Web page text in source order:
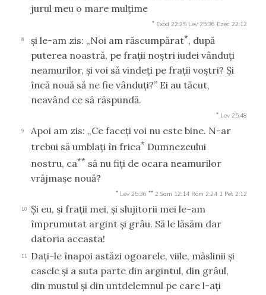
jurul meu o mare mulţime
* Exod 22:25 Lev 25:36 Ezec 22:12
8 şi le-am zis: „Noi am răscumpărat*, după
puterea noastră, pe fraţii noştri iudei vânduţi
neamurilor, şi voi să vindeţi pe fraţii voştri? Şi
încă nouă să ne fie vânduţi?” Ei au tăcut,
neavând ce să răspundă.
* Lev 25:48
9
Apoi am zis: „Ce faceţi voi nu este bine. N-ar
trebui să umblaţi în frica* Dumnezeului
nostru, ca** să nu fiţi de ocara neamurilor
vrăjmaşe nouă?
* Lev 25:36 ** 2 Sam 12:14 Rom 2:24 1 Pet 2:12
10
Şi eu, şi fraţii mei, şi slujitorii mei le-am
împrumutat argint şi grâu. Să le lăsăm dar
datoria aceasta!
11
Daţi-le înapoi astăzi ogoarele, viile, măslinii şi
casele şi a suta parte din argintul, din grâul,
din mustul şi din untdelemnul pe care l-aţi